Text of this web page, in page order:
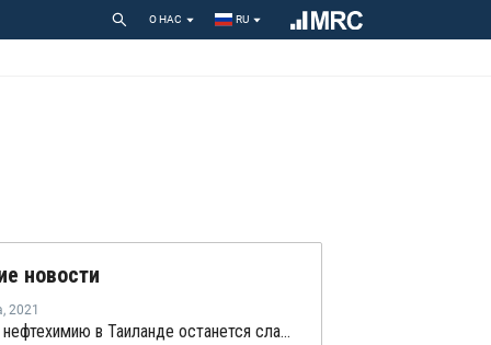
О НАС RU
новости
, 2021
Спрос на нефтехимию в Таиланде останется слабым из-за вспышки коронавируса